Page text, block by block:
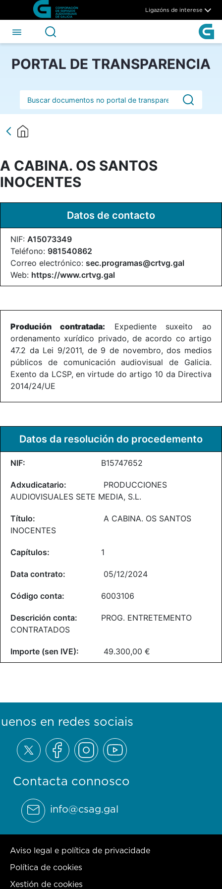
Skip to Main Content
A CABINA. OS SANTOS
Ligazóns de interese
PORTAL DE TRANSPARENCIA
Barra de busca
A CABINA. OS SANTOS
INOCENTES
Datos de contacto
NIF: A15073349
Teléfono: 981540862
Correo electrónico: sec.programas@crtvg.gal
Web: https://www.crtvg.gal
Produción contratada: Expediente suxeito ao
ordenamento xurídico privado, de acordo co artigo
47.2 da Lei 9/2011, de 9 de novembro, dos medios
públicos de comunicación audiovisual de Galicia.
Exento da LCSP, en virtude do artigo 10 da Directiva
2014/24/UE
Datos da resolución do procedemento
B15747652
PRODUCCIONES
AUDIOVISUALES SETE MEDIA, S.L.
A CABINA. OS SANTOS
INOCENTES
1
05/12/2024
6003106
PROG. ENTRETEMENTO
CONTRATADOS
49.300,00 €
Contacta connosco
info@csag.gal
en redes sociais
Aviso legal e política de privacidade
Política de cookies
Xestión de cookies